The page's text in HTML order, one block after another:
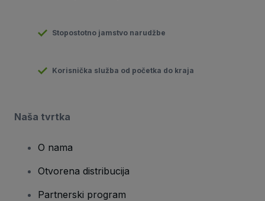
Stopostotno jamstvo narudžbe
Korisnička služba od početka do kraja
Naša tvrtka
O nama
Otvorena distribucija
Partnerski program